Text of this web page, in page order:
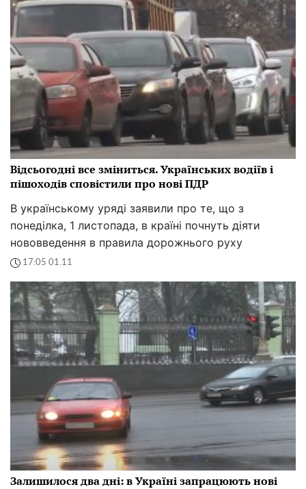
Відсьогодні все зміниться. Українських водіїв і
пішоходів сповістили про нові ПДР
В українському уряді заявили про те, що з
понеділка, 1 листопада, в країні почнуть діяти
нововведення в правила дорожнього руху
17:05 01.11
Залишилося два дні: в Україні запрацюють нові